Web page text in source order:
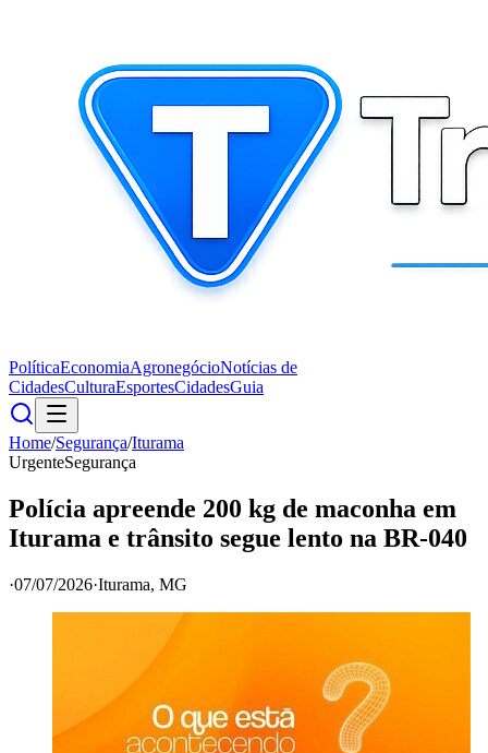
PolíticaEconomiaAgronegócioNotícias de
CidadesCulturaEsportesCidadesGuia
Home/Segurança/Iturama
UrgenteSegurança
Polícia apreende 200 kg de maconha em
Iturama e trânsito segue lento na BR-040
·07/07/2026·Iturama, MG